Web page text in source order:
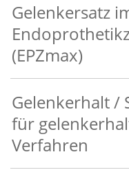
Gelenkersatz
(EPZmax)
Gelenkerhalt /
für
Verfahren